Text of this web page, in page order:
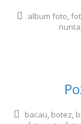
album foto,
nunta
bacau, botez,